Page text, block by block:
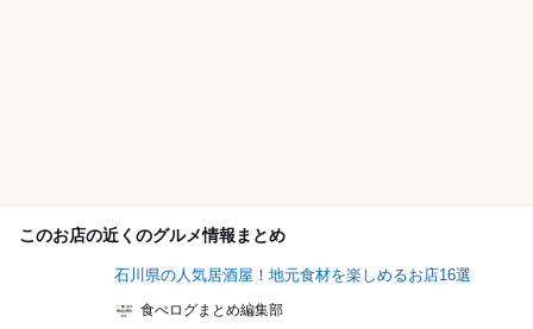
このお店の近くのグルメ情報まとめ
石川県の人気居酒屋！地元食材を楽しめるお店16選
食べログまとめ編集部